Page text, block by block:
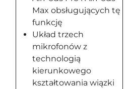
Max obsługujących tę
funkcję
Układ trzech
mikrofonów z
technologią
kierunkowego
kształtowania wiązki